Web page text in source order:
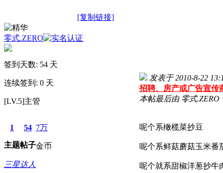
[复制链接]
零式.ZERO
签到天数: 54 天
连续签到: 0 天
[LV.5]主管
1
主题
54
帖子
7万
金币
三星达人
发表于 2010-8-22
招聘、房产或广告宣传
本帖最后由 零式.ZERO
呢个系橄榄菜抄豆
呢个系鲜菇蘑菇玉米番
呢个就系甜椒洋葱抄牛